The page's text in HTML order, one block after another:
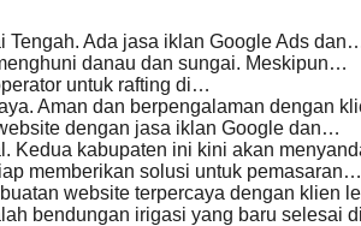
Tengah. Ada jasa iklan Google Ads
danau dan sungai. Meskipun…
untuk rafting di…
Aman dan berpengalaman dengan
dengan jasa iklan Google dan…
Kedua kabupaten ini kini akan
memberikan solusi untuk pemasaran…
website terpercaya dengan klien
bendungan irigasi yang baru selesai